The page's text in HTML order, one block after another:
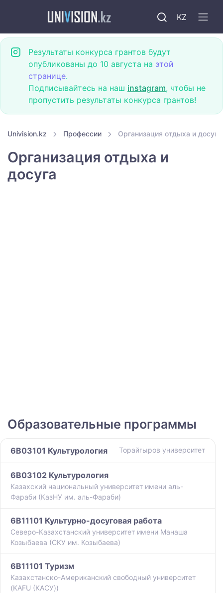
KZ
Результаты конкурса грантов будут
опубликованы до 10 августа на этой
странице.
Подписывайтесь на наш instagram, чтобы не
пропустить результаты конкурса грантов!
Univision.kz Профессии Организация отдыха и досуга
Организация отдыха и
досуга
Образовательные программы
6B03101 Культурология Торайгыров университет
6B03102 Культурология
Казахский национальный университет имени аль-
Фараби (КазНУ им. аль-Фараби)
6B11101 Культурно-досуговая работа
Северо-Казахстанский университет имени Манаша
Козыбаева (СКУ им. Козыбаева)
6B11101 Туризм
Казахстанско-Американский свободный университет
(KAFU (КАСУ))